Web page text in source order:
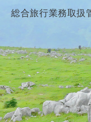
総合旅行業務取